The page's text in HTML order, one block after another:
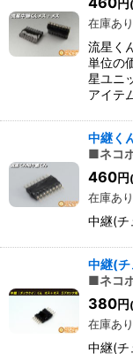
円
在庫あり
流星く
単位の
星ユニ
アイテ
中継く
■ネコ
460円
在庫あり
中継(
中継(
■ネコ
380円
在庫あり
中継(